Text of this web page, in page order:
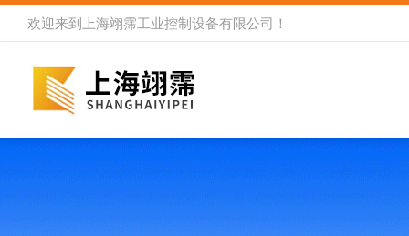
欢迎来到 上海翊霈工业控制设备有限公司 ！